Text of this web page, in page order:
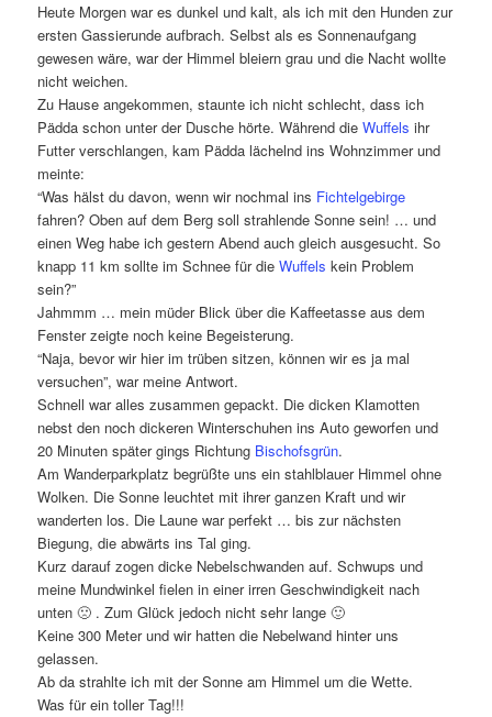
Heute Morgen war es dunkel und kalt, als ich mit den Hunden zur
ersten Gassierunde aufbrach. Selbst als es Sonnenaufgang
gewesen wäre, war der Himmel bleiern grau und die Nacht wollte
nicht weichen.
Zu Hause angekommen, staunte ich nicht schlecht, dass ich
Pädda schon unter der Dusche hörte. Während die Wuffelsihr
Futter verschlangen, kam Pädda lächelnd ins Wohnzimmer und
meinte:
“Was hälst du davon, wenn wir nochmal ins Fichtelgebirge
fahren? Oben auf dem Berg soll strahlende Sonne sein! … und
einen Weg habe ich gestern Abend auch gleich ausgesucht. So
knapp 11 km sollte im Schnee für die Wuffels kein Problem
sein?”
Jahmmm … mein müder Blick über die Kaffeetasse aus dem
Fenster zeigte noch keine Begeisterung.
“Naja, bevor wir hier im trüben sitzen, können wir es ja mal
versuchen”, war meine Antwort.
Schnell war alles zusammen gepackt. Die dicken Klamotten
nebst den noch dickeren Winterschuhen ins Auto geworfen und
20 Minuten später gings Richtung Bischofsgrün.
Am Wanderparkplatz begrüßte uns ein stahlblauer Himmel ohne
Wolken. Die Sonne leuchtet mit ihrer ganzen Kraft und wir
wanderten los. Die Laune war perfekt … bis zur nächsten
Biegung, die abwärts ins Tal ging.
Kurz darauf zogen dicke Nebelschwanden auf. Schwups und
meine Mundwinkel fielen in einer irren Geschwindigkeit nach
unten 🙁 . Zum Glück jedoch nicht sehr lange 🙂
Keine 300 Meter und wir hatten die Nebelwand hinter uns
gelassen.
Ab da strahlte ich mit der Sonne am Himmel um die Wette.
Was für ein toller Tag!!!